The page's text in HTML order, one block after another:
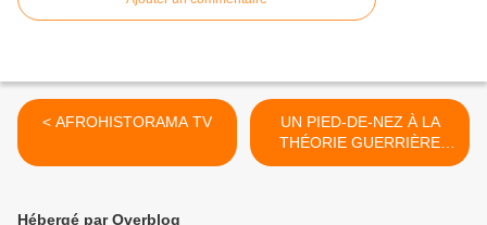
< AFROHISTORAMA TV
UN PIED-DE-NEZ À LA
THÉORIE GUERRIÈRE
EURO-ATLANTISTE DU «
Hébergé par Overblog